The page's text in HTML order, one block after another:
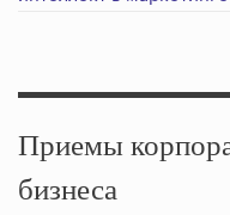
Приемы
бизнеса